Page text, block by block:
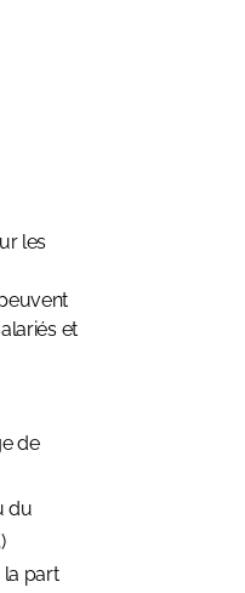
les
et
de
du
la part